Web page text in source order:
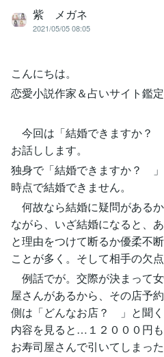
紫 メガネ
2021/05/05 08:05
こんにちは。
恋愛小説作家＆占いサイト鑑
今回は「結婚できますか？
お話しします。
独身で「結婚できますか？
時点で結婚できません。
何故なら結婚に疑問がある
ながら、いざ結婚になると、
と理由をつけて断るか優柔不
ことが多く。そして相手の欠
例話でが。交際が決まって
屋さんがあるから、その店予
側は「どんなお店？ 」と聞
内容を見ると…１２０００円
お寿司屋さんで引いてしまっ